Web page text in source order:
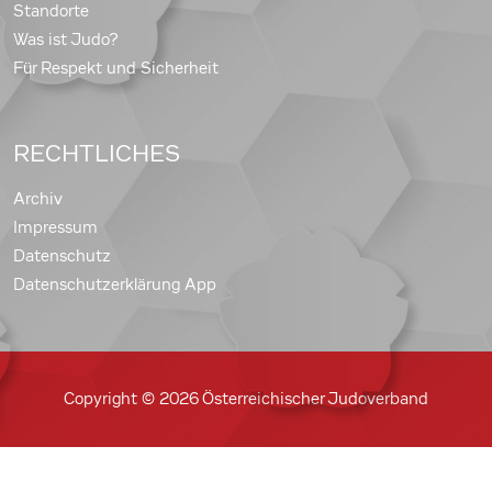
Standorte
Was ist Judo?
Für Respekt und Sicherheit
RECHTLICHES
Archiv
Impressum
Datenschutz
Datenschutzerklärung App
Copyright © 2026 Österreichischer Judoverband